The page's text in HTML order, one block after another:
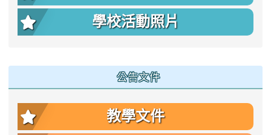
學校活動照片
公告文件
教學文件